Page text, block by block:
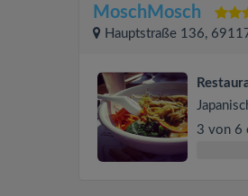
MoschMosch
Hauptstraße 136,
3 von 6